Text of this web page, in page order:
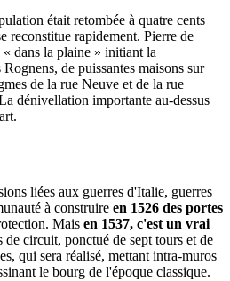
était retombée à quatre cents
reconstitue rapidement. Pierre de
dans la plaine » initiant la
de puissantes maisons sur
de la rue Neuve et de la rue
dénivellation importante au-dessus
liées aux guerres d'Italie, guerres
à construire en 1526 des portes
Mais en 1537, c'est un vrai
de circuit, ponctué de sept tours et de
qui sera réalisé, mettant intra-muros
le bourg de l'époque classique.